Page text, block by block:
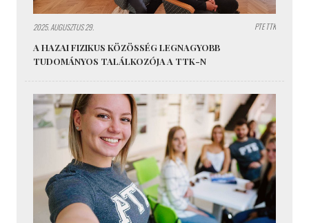
2025. AUGUSZTUS 29. PTE TTK
A HAZAI FIZIKUS KÖZÖSSÉG LEGNAGYOBB
TUDOMÁNYOS TALÁLKOZÓJA A TTK-N